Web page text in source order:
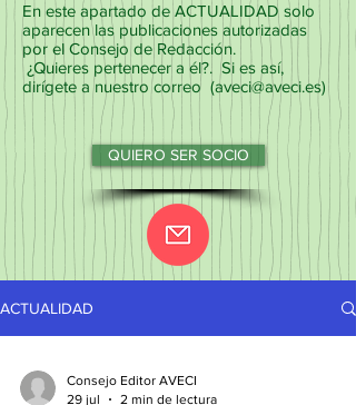
En este apartado de ACTUALIDAD solo
aparecen las publicaciones autorizadas
por el Consejo de Redacción.
¿Quieres pertenecer a él?. Si es así,
dirígete a nuestro correo (aveci@aveci.es)
QUIERO SER SOCIO
ACTUALIDAD
Consejo Editor AVECI
29 jul
2 min de lectura